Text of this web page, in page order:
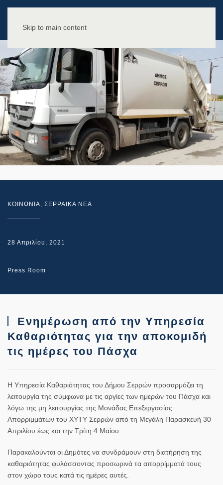
Skip to main content
ΚΟΙΝΩΝΙΑ, ΣΕΡΡΑΙΚΑ ΝΕΑ
28 Απριλίου, 2021
Press Room
Ενημέρωση από την Υπηρεσία
Καθαριότητας για την αποκομιδή
τις ημέρες του Πάσχα
Η Υπηρεσία Καθαριότητας του Δήμου Σερρών προσαρμόζει τη
λειτουργία της σύμφωνα με τις αργίες των ημερών του Πάσχα και
λόγω της μη λειτουργίας της Μονάδας Επεξεργασίας
Απορριμμάτων του ΧΥΤΥ Σερρών από τη Μεγάλη Παρασκευή 30
Απριλίου έως και την Τρίτη 4 Μαΐου.
Παρακαλούνται οι Δημότες να συνδράμουν στη διατήρηση της
καθαριότητας φυλάσσοντας προσωρινά τα απορρίμματά τους
στον χώρο τους κατά τις ημέρες αυτές.